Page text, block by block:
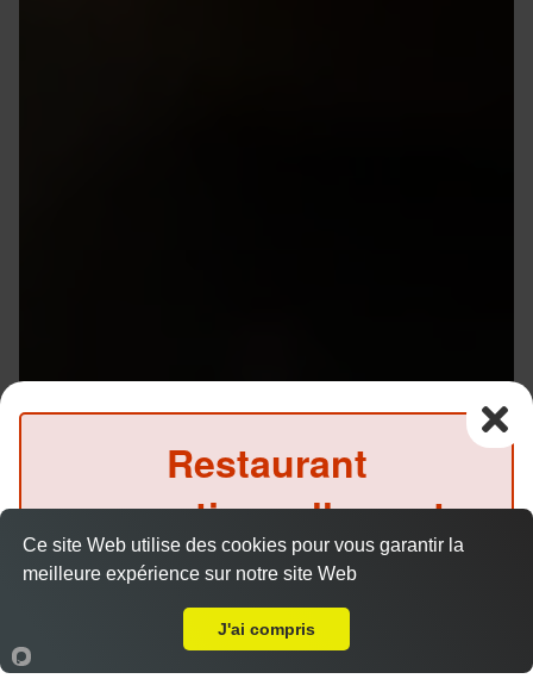
Menu V1 - Gyoza
Accueil Panier Compte
Restaurant
exceptionnellement
fermé ce midi
(Précommande possible)
Ce site Web utilise des cookies pour vous garantir la
meilleure expérience sur notre site Web
J'ai compris